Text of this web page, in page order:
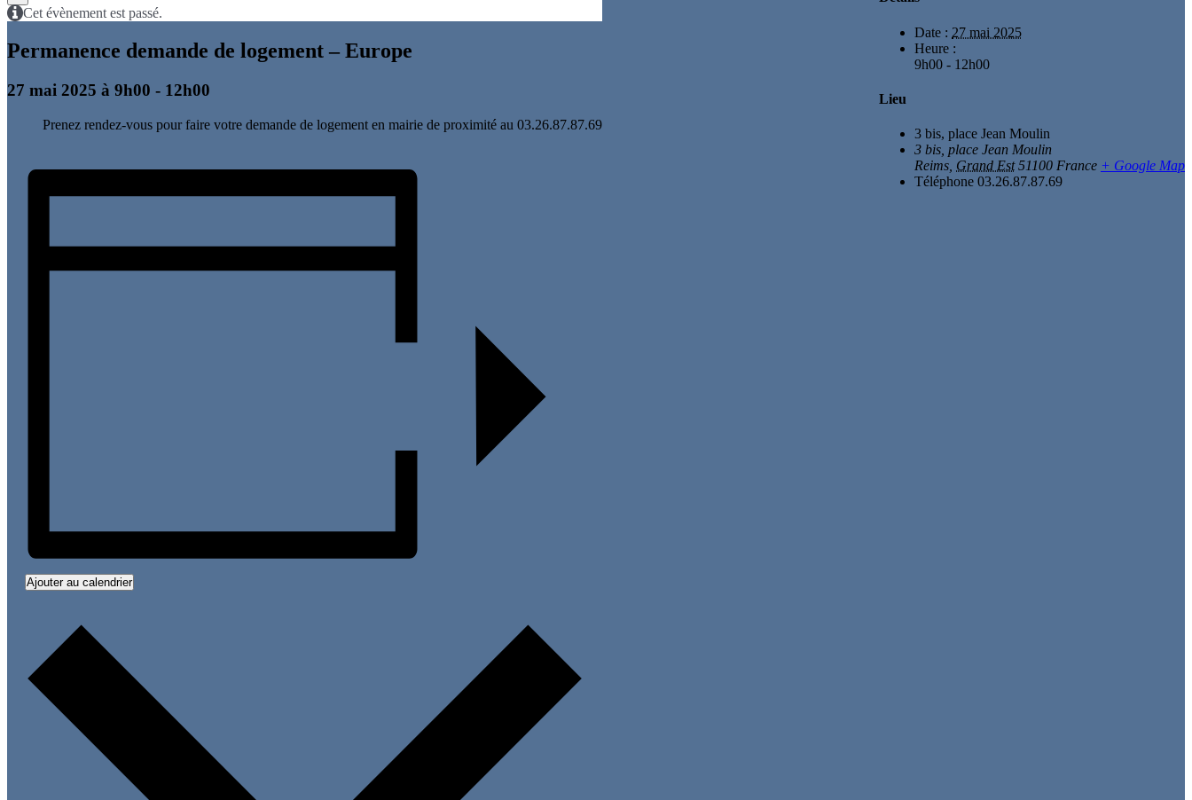
Cet évènement est passé.
Permanence demande de logement – Europe
27 mai 2025 à 9h00 - 12h00
Prenez rendez-vous pour faire votre demande de logement en mairie de proximité au 03.26.87.87.69
Ajouter au calendrier
Date : 27 mai 2025
Heure :
9h00 - 12h00
Lieu
3 bis, place Jean Moulin
3 bis, place Jean Moulin
Reims Grand Est 51100 France + Google Map
Téléphone 03.26.87.87.69